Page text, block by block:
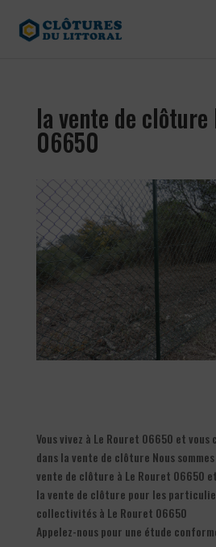
la vente de clôture
06650
Vous vivez à Le Rouret 06650 et
dans la vente de clôture Nous
vente de clôture à Le Rouret 06650
la vente de clôture pour les
collectivités à Le Rouret 06650
Appelez-nous pour une étude